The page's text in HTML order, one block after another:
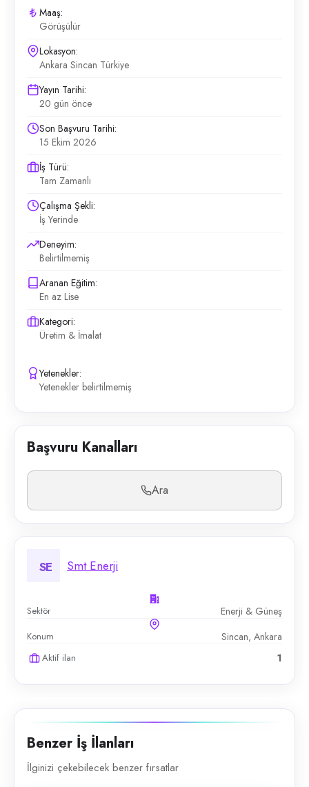
Maaş:
Görüşülür
Lokasyon:
Ankara Sincan Türkiye
Yayın Tarihi:
20 gün önce
Son Başvuru Tarihi:
15 Ekim 2026
İş Türü:
Tam Zamanlı
Çalışma Şekli:
İş Yerinde
Deneyim:
Belirtilmemiş
Aranan Eğitim:
En az Lise
Kategori:
Üretim & İmalat
Yetenekler:
Yetenekler belirtilmemiş
Başvuru Kanalları
Ara
SE Smt Enerji
Sektör Enerji & Güneş
Konum Sincan, Ankara
Aktif ilan 1
Benzer İş İlanları
İlginizi çekebilecek benzer fırsatlar